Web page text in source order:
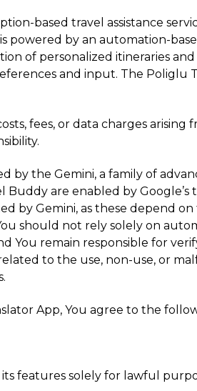
based travel assistance
powered by an automation-
of personalized itineraries
and input. The
fees, or data charges
by the Gemini, a family of
are enabled by
by Gemini, as these depend
should not rely solely on
You remain responsible for
to the use, non-use, or
App, You agree to the
features solely for lawful